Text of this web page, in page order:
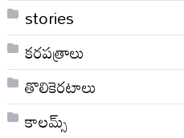
stories
కరపత్రాలు
తొలికెరటాలు
కాలమ్స్